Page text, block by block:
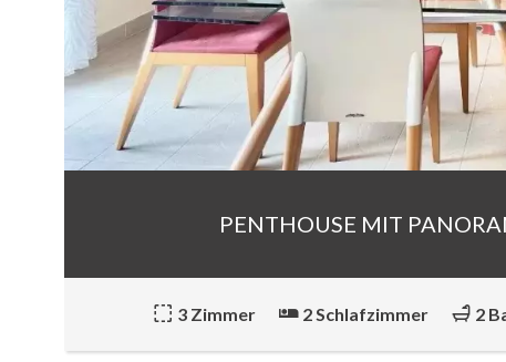
PENTHOUSE MIT
3 Zimmer 2 Schlafzimmer 2